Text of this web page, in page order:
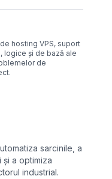
hosting VPS, suport
logice și de bază ale
de
sarcinile, a
a optimiza
industrial.